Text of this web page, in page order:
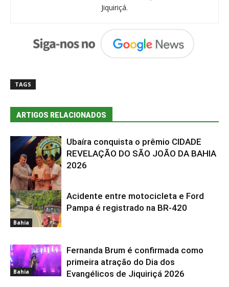
Jiquiriçá.
TAGS
ARTIGOS RELACIONADOS
Bahia
Ubaíra conquista o prêmio CIDADE
REVELAÇÃO DO SÃO JOÃO DA BAHIA
2026
Bahia
Acidente entre motocicleta e Ford
Pampa é registrado na BR-420
Bahia
Fernanda Brum é confirmada como
primeira atração do Dia dos
Evangélicos de Jiquiriçá 2026